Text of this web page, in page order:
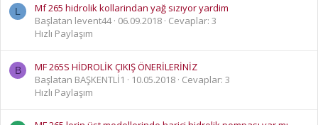
L
Mf 265 hidrolik kollarindan yağ sızıyor yardim
Başlatan levent44 06.09.2018 Cevaplar: 3
Hızlı Paylaşım
B
MF 265S HİDROLİK ÇIKIŞ ÖNERİLERİNİZ
Başlatan BAŞKENTLİ1
10.05.2018 Cevaplar: 3
Hızlı Paylaşım